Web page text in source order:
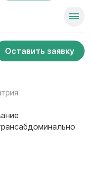
Оставить заявку